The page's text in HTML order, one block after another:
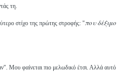
τη.
στίχο της πρώτης στροφής: "που δέξιμο
Μου φαίνεται πιο μελωδικό έτσι. Αλλά αυτό